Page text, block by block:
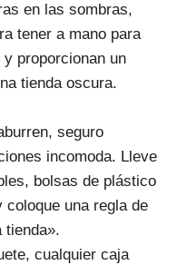
en las sombras,
tener a mano para
proporcionan un
tienda oscura.
seguro
incomoda. Lleve
bolsas de plástico
una regla de
tienda».
cualquier caja